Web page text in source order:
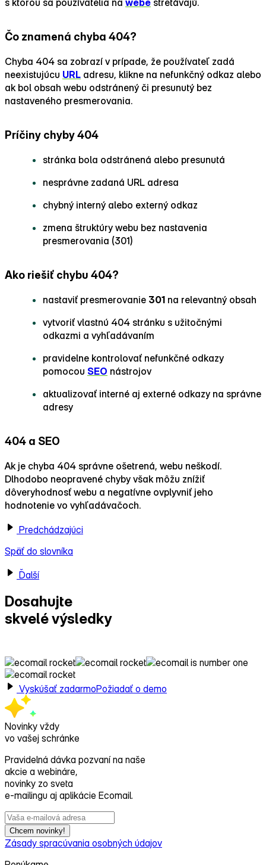
Čo znamená chyba 404?
Chyba 404 sa zobrazí v prípade, že používateľ zadá
neexistujúcu URL adresu, klikne na nefunkčný odkaz alebo
ak bol obsah webu odstránený či presunutý bez
nastaveného presmerovania.
Príčiny chyby 404
stránka bola odstránená alebo presunutá
nesprávne zadaná URL adresa
chybný interný alebo externý odkaz
zmena štruktúry webu bez nastavenia
presmerovania (301)
Ako riešiť chybu 404?
nastaviť presmerovanie 301 na relevantný obsah
vytvoriť vlastnú 404 stránku s užitočnými
odkazmi a vyhľadávaním
pravidelne kontrolovať nefunkčné odkazy
pomocou SEO nástrojov
aktualizovať interné aj externé odkazy na správne
adresy
404 a SEO
Ak je chyba 404 správne ošetrená, webu neškodí.
Dlhodobo neopravené chyby však môžu znížiť
dôveryhodnosť webu a negatívne ovplyvniť jeho
hodnotenie vo vyhľadávačoch.
Predchádzajúci
Späť do slovníka
Ďalší
Dosahujte
skvelé výsledky
Vyskúšať zadarmoPožiadať o demo
Novinky vždy
vo vašej schránke
Pravidelná dávka pozvaní na naše
akcie a webináre,
novinky zo sveta
e‑mailingu aj aplikácie Ecomail.
Chcem novinky!
Zásady spracúvania osobných údajov